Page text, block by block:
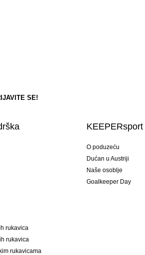
rukavica
rukavica
rukavicama
KEEPERsport
O poduzeću
Dućan u Austriji
Naše osoblje
Goalkeeper Day